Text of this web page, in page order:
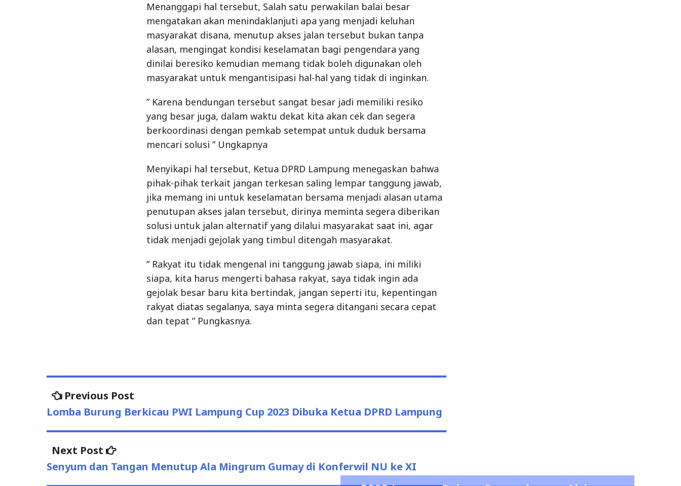
Menanggapi hal tersebut, Salah satu perwakilan balai besar
mengatakan akan menindaklanjuti apa yang menjadi keluhan
masyarakat disana, menutup akses jalan tersebut bukan tanpa
alasan, mengingat kondisi keselamatan bagi pengendara yang
dinilai beresiko kemudian memang tidak boleh digunakan oleh
masyarakat untuk mengantisipasi hal-hal yang tidak di inginkan.
” Karena bendungan tersebut sangat besar jadi memiliki resiko
yang besar juga, dalam waktu dekat kita akan cek dan segera
berkoordinasi dengan pemkab setempat untuk duduk bersama
mencari solusi ” Ungkapnya
Menyikapi hal tersebut, Ketua DPRD Lampung menegaskan bahwa
pihak-pihak terkait jangan terkesan saling lempar tanggung jawab,
jika memang ini untuk keselamatan bersama menjadi alasan utama
penutupan akses jalan tersebut, dirinya meminta segera diberikan
solusi untuk jalan alternatif yang dilalui masyarakat saat ini, agar
tidak menjadi gejolak yang timbul ditengah masyarakat.
” Rakyat itu tidak mengenal ini tanggung jawab siapa, ini miliki
siapa, kita harus mengerti bahasa rakyat, saya tidak ingin ada
gejolak besar baru kita bertindak, jangan seperti itu, kepentingan
rakyat diatas segalanya, saya minta segera ditangani secara cepat
dan tepat ” Pungkasnya.
Post
navigation
Previous Post
post:
Lomba Burung Berkicau PWI Lampung Cup 2023 Dibuka Ketua DPRD Lampung
Next Post
Next
post:
Senyum dan Tangan Menutup Ala Mingrum Gumay di Konferwil NU ke XI